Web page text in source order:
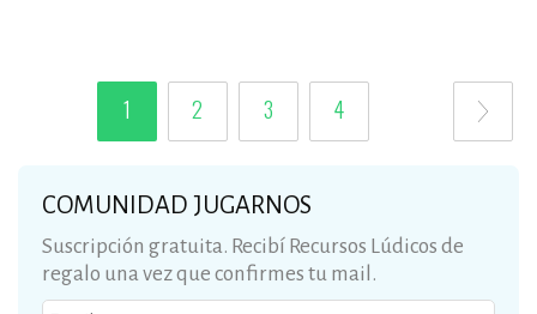
1 2 3 4
COMUNIDAD JUGARNOS
Suscripción gratuita. Recibí Recursos Lúdicos de
regalo una vez que confirmes tu mail.